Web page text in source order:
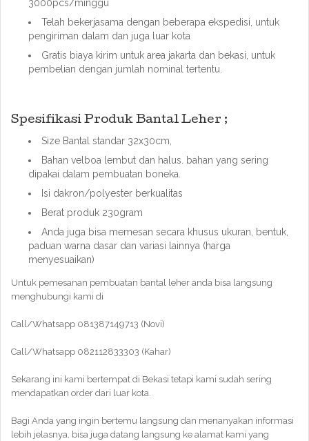
3000pcs/minggu
Telah bekerjasama dengan beberapa ekspedisi, untuk
pengiriman dalam dan juga luar kota
Gratis biaya kirim untuk area jakarta dan bekasi, untuk
pembelian dengan jumlah nominal tertentu.
Spesifikasi Produk Bantal Leher ;
Size Bantal standar 32x30cm,
Bahan velboa lembut dan halus. bahan yang sering
dipakai dalam pembuatan boneka.
Isi dakron/polyester berkualitas
Berat produk 230gram
Anda juga bisa memesan secara khusus ukuran, bentuk,
paduan warna dasar dan variasi lainnya (harga
menyesuaikan)
Untuk pemesanan pembuatan bantal leher anda bisa langsung
menghubungi kami di
Call/Whatsapp 081387149713 (Novi)
Call/Whatsapp 082112833303 (Kahar)
Sekarang ini kami bertempat di Bekasi tetapi kami sudah sering
mendapatkan order dari luar kota.
Bagi Anda yang ingin bertemu langsung dan menanyakan informasi
lebih jelasnya, bisa juga datang langsung ke alamat kami yang